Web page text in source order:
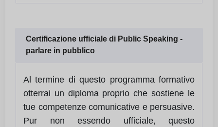
Certificazione ufficiale di Public Speaking -
parlare in pubblico
Al termine di questo programma formativo
otterrai un diploma proprio che sostiene le
tue competenze comunicative e persuasive.
Pur non essendo ufficiale, questo